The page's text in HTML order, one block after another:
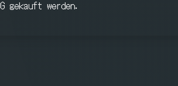
gekauft werden.